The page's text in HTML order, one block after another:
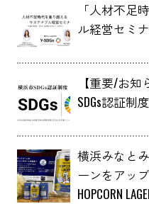
「人材不足時代
ル経営セミ
【重要/お
SDGs認証制
横浜みなと
ーンをアッ
HOPCORN